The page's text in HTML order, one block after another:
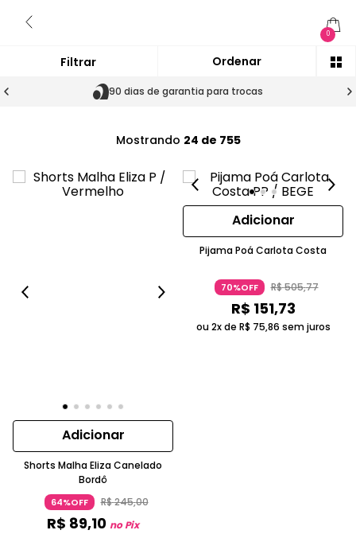
0
90 dias de garantia para trocas
Mostrando 24 de 755
Adicionar
Shorts Malha Eliza Canelado
Bordô
64%OFF R$245,00
R$ 89,10 no Pix
Adicionar
Pijama Poá Carlota Costa
70%OFF R$505,77
R$ 151,73
ou 2x de R$ 75,86 sem juros